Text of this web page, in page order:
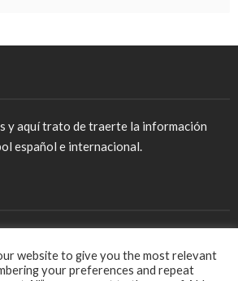
y aquí trato de traerte la información
español e internacional.
website to give you the most relevant
your preferences and repeat